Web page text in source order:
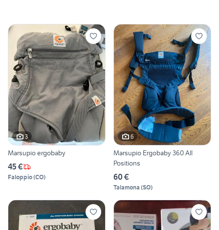
3
Marsupio ergobaby
45 €
Faloppio(CO)
6
Marsupio Ergobaby 360 All
Positions
60 €
Talamona (SO)